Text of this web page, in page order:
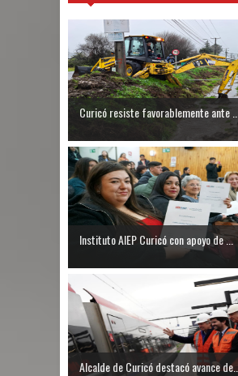
Curicó resiste favorablemente ante ...
Instituto AIEP Curicó con apoyo de ...
Alcalde de Curicó destacó avance de...